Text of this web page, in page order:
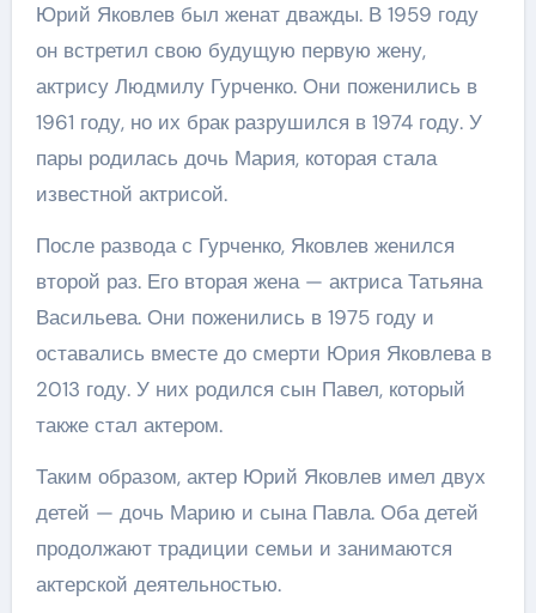
Юрий Яковлев был женат дважды. В 1959 году
он встретил свою будущую первую жену,
актрису Людмилу Гурченко. Они поженились в
1961 году, но их брак разрушился в 1974 году. У
пары родилась дочь Мария, которая стала
известной актрисой.
После развода с Гурченко, Яковлев женился
второй раз. Его вторая жена — актриса Татьяна
Васильева. Они поженились в 1975 году и
оставались вместе до смерти Юрия Яковлева в
2013 году. У них родился сын Павел, который
также стал актером.
Таким образом, актер Юрий Яковлев имел двух
детей — дочь Марию и сына Павла. Оба детей
продолжают традиции семьи и занимаются
актерской деятельностью.